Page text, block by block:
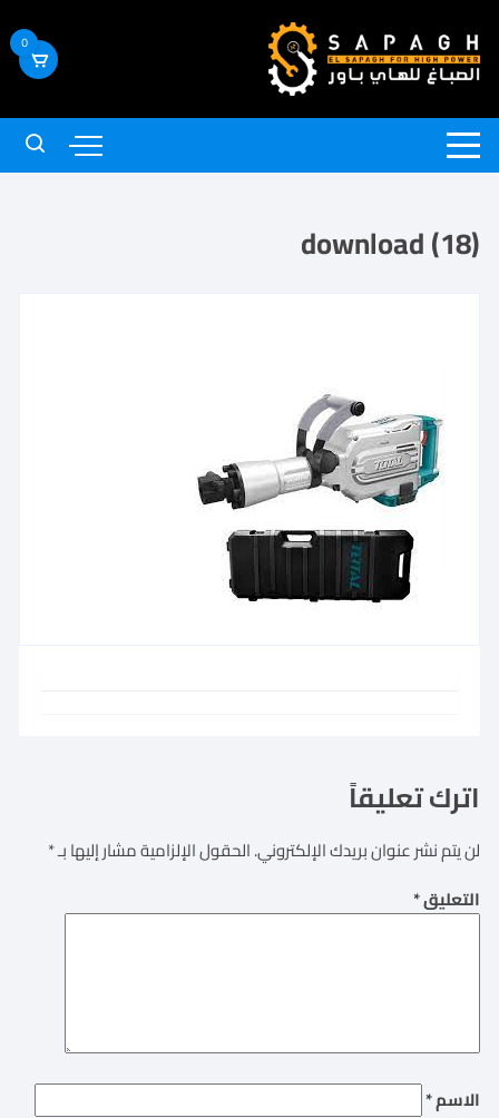
0
download (18)
اترك تعليقاً
لن يتم نشر عنوان بريدك الإلكتروني.الحقول الإلزامية مشار إليها بـ*
التعليق*
الاسم*